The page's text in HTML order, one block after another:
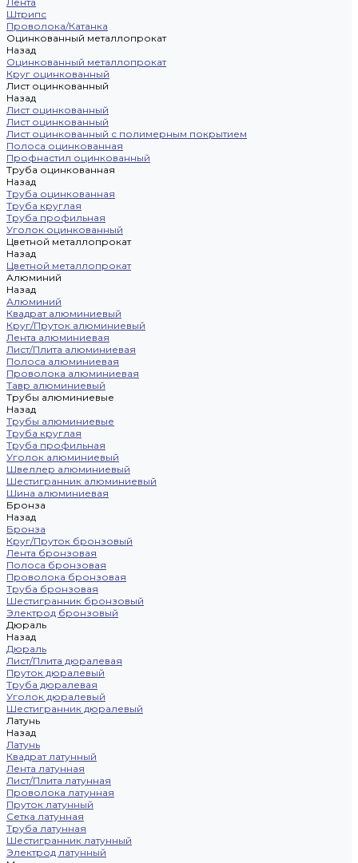
Штрипс
Проволока/Катанка
Оцинкованный металлопрокат
Назад
Оцинкованный металлопрокат
Круг оцинкованный
Лист оцинкованный
Назад
Лист оцинкованный
Лист оцинкованный
Лист оцинкованный с полимерным покрытием
Полоса оцинкованная
Профнастил оцинкованный
Труба оцинкованная
Назад
Труба оцинкованная
Труба круглая
Труба профильная
Уголок оцинкованный
Цветной металлопрокат
Назад
Цветной металлопрокат
Алюминий
Назад
Алюминий
Квадрат алюминиевый
Круг/Пруток алюминиевый
Лента алюминиевая
Лист/Плита алюминиевая
Полоса алюминиевая
Проволока алюминиевая
Тавр алюминиевый
Трубы алюминиевые
Назад
Трубы алюминиевые
Труба круглая
Труба профильная
Уголок алюминиевый
Швеллер алюминиевый
Шестигранник алюминиевый
Шина алюминиевая
Бронза
Назад
Бронза
Круг/Пруток бронзовый
Лента бронзовая
Полоса бронзовая
Проволока бронзовая
Труба бронзовая
Шестигранник бронзовый
Электрод бронзовый
Дюраль
Назад
Дюраль
Лист/Плита дюралевая
Пруток дюралевый
Труба дюралевая
Уголок дюралевый
Шестигранник дюралевый
Латунь
Назад
Латунь
Квадрат латунный
Лента латунная
Лист/Плита латунная
Проволока латунная
Пруток латунный
Сетка латунная
Труба латунная
Шестигранник латунный
Электрод латунный